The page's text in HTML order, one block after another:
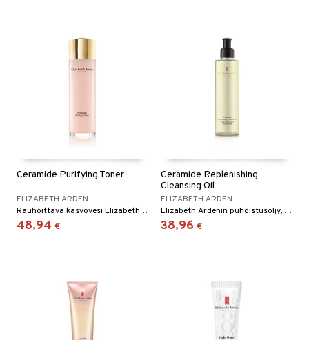
Ceramide Purifying Toner
ELIZABETH ARDEN
Rauhoittava kasvovesi Elizabeth Ardenilta
48,94 €
Ceramide Replenishing
Cleansing Oil
ELIZABETH ARDEN
Elizabeth Ardenin puhdistusöljy, joka poistaa myös vedenpitävän silmämeikin
38,96 €